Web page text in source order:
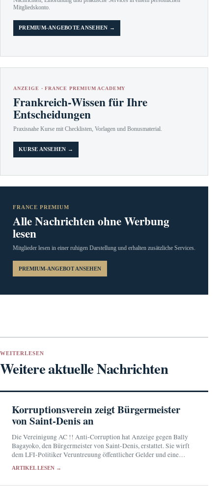
Mitgliedskonto.
PREMIUM-ANGEBOTE ANSEHEN →
ANZEIGE · FRANCE PREMIUM ACADEMY
Frankreich-Wissen für Ihre
Entscheidungen
Praxisnahe Kurse mit Checklisten, Vorlagen und Bonusmaterial.
KURSE ANSEHEN →
FRANCE PREMIUM
Alle Nachrichten ohne Werbung
lesen
Mitglieder lesen in einer ruhigen Darstellung und erhalten zusätzliche Services.
PREMIUM-ANGEBOT ANSEHEN
WEITERLESEN
Weitere aktuelle Nachrichten
Korruptionsverein zeigt Bürgermeister
von Saint-Denis an
Die Vereinigung AC !! Anti-Corruption hat Anzeige gegen Bally
Bagayoko, den Bürgermeister von Saint-Denis, erstattet. Sie wirft
dem LFI-Politiker Veruntreuung öffentlicher Gelder und eine
Anschuldigungen.
ARTIKEL LESEN →